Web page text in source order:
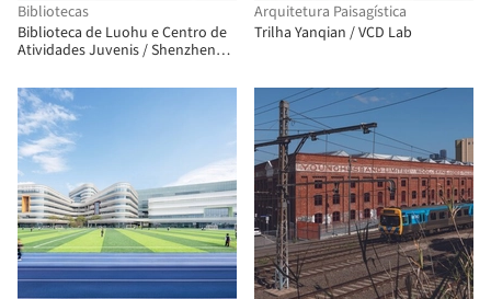
Bibliotecas
Biblioteca de Luohu e Centro de
Atividades Juvenis / Shenzhen
Arquitetura Paisagística
Trilha Yanqian / VCD Lab